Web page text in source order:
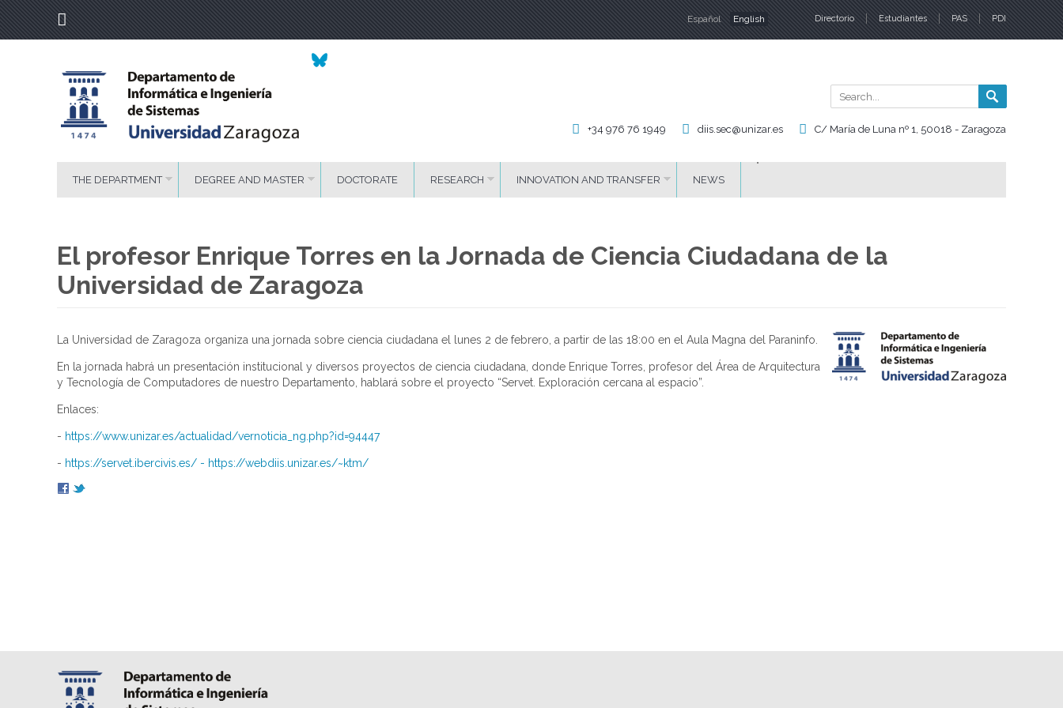
Directorio Estudiantes PAS PDI
Languages
Español English
Search
C/ María de Luna nº 1, 50018 - Zaragoza
diis.sec@unizar.es
+34 976 76 1949
THE DEPARTMENT DEGREE AND MASTER DOCTORATE RESEARCH INNOVATION AND TRANSFER NEWS
El profesor Enrique Torres en la Jornada de Ciencia Ciudadana de la
Universidad de Zaragoza
La Universidad de Zaragoza organiza una jornada sobre ciencia ciudadana el lunes 2 de febrero, a partir de las 18:00 en el Aula Magna del Paraninfo.
En la jornada habrá un presentación institucional y diversos proyectos de ciencia ciudadana, donde Enrique Torres, profesor del Área de Arquitectura
y Tecnología de Computadores de nuestro Departamento, hablará sobre el proyecto “Servet. Exploración cercana al espacio”.
Enlaces:
- https://www.unizar.es/actualidad/vernoticia_ng.php?id=94447
- https://servet.ibercivis.es/ - https://webdiis.unizar.es/~ktm/